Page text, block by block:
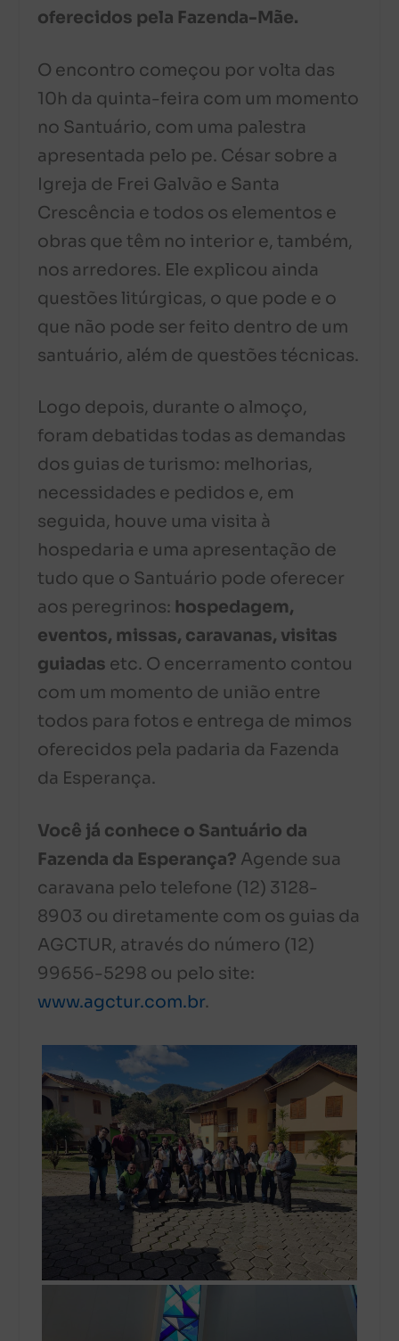
oferecidos pela Fazenda-Mãe.
O encontro começou por volta das
10h da quinta-feira com um momento
no Santuário, com uma palestra
apresentada pelo pe. César sobre a
Igreja de Frei Galvão e Santa
Crescência e todos os elementos e
obras que têm no interior e, também,
nos arredores. Ele explicou ainda
questões litúrgicas, o que pode e o
que não pode ser feito dentro de um
santuário, além de questões técnicas.
Logo depois, durante o almoço,
foram debatidas todas as demandas
dos guias de turismo: melhorias,
necessidades e pedidos e, em
seguida, houve uma visita à
hospedaria e uma apresentação de
tudo que o Santuário pode oferecer
aos peregrinos: hospedagem,
eventos, missas, caravanas, visitas
guiadas etc. O encerramento contou
com um momento de união entre
todos para fotos e entrega de mimos
oferecidos pela padaria da Fazenda
da Esperança.
Você já conhece o Santuário da
Fazenda da Esperança? Agende sua
caravana pelo telefone (12) 3128-
8903 ou diretamente com os guias da
AGCTUR, através do número (12)
99656-5298 ou pelo site:
www.agctur.com.br.